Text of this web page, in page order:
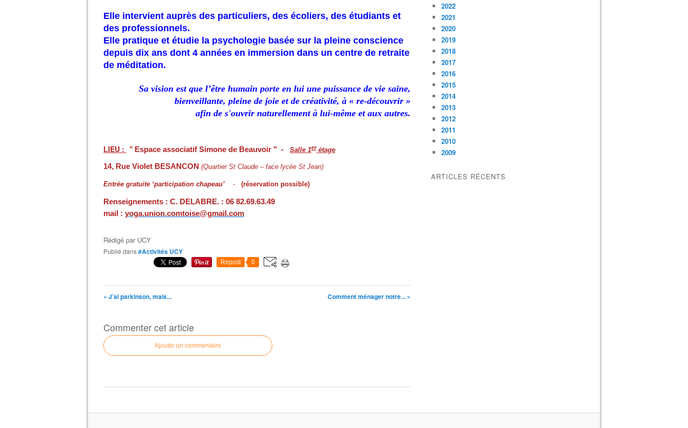
Elle intervient auprès des particuliers, des écoliers, des étudiants et
des professionnels.
Elle pratique et étudie la psychologie basée sur la pleine conscience
depuis dix ans dont 4 années en immersion dans un centre de retraite
de méditation.
Sa vision est que l’être humain porte en lui une puissance de vie saine,
bienveillante, pleine de joie et de créativité, à « re-découvrir »
afin de s'ouvrir naturellement à lui-même et aux autres.
LIEU : " Espace associatif Simone de Beauvoir " - Salle 1erétage
14, Rue Violet BESANCON (Quartier St Claude – face lycée St Jean)
Entrée gratuite ‘participation chapeau’ - (réservation possible)
Renseignements : C. DELABRE. : 06 82.69.63.49
mail : yoga.union.comtoise@gmail.com
Rédigé par UCY
Publié dans#Activités UCY
Repost 0
« J’ai parkinson, mais... Comment ménager notre... »
Commenter cet article
Ajouter un commentaire
2022
2021
2020
2019
2018
2017
2016
2015
2014
2013
2012
2011
2010
2009
ARTICLES RÉCENTS